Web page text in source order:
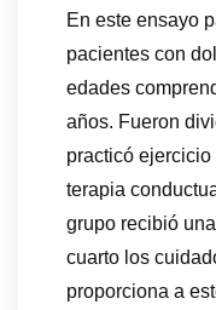
En este ensayo
pacientes con
edades
años. Fueron
practicó
terapia
grupo recibió
cuarto los
proporciona a